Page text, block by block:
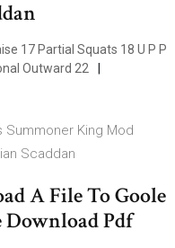
17 Partial Squats 18 U P P
Outward 22
Summoner King Mod
Scaddan
A File To Goole
Pdf